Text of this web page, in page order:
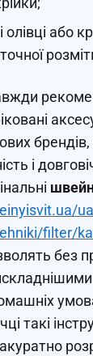
олівці або
брендів,
і
filter/
без
такі